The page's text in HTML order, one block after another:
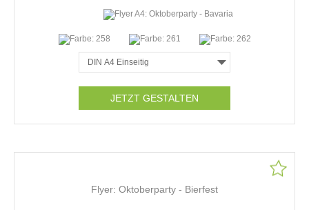
JETZT GESTALTEN
Flyer: Oktoberparty - Bierfest